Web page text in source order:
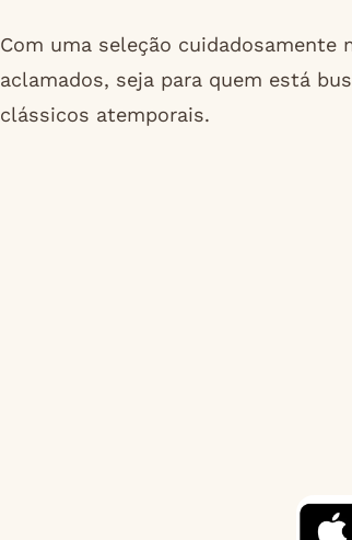
Com uma seleção cuidadosamente
aclamados, seja para quem está
clássicos atemporais.